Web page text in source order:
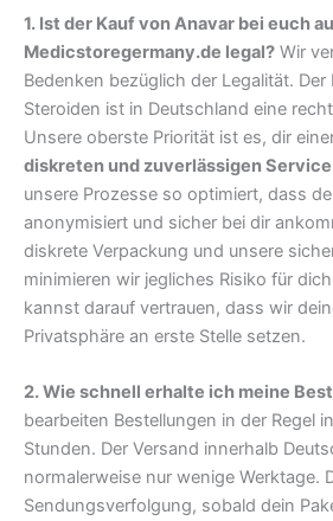
1. Ist der Kauf von Anavar bei euch
Medicstoregermany.de legal? Wir
Bedenken bezüglich der Legalität.
Steroiden ist in Deutschland eine
Unsere oberste Priorität ist es, dir
diskreten und zuverlässigen Service
unsere Prozesse so optimiert, dass
anonymisiert und sicher bei dir
diskrete Verpackung und unsere
minimieren wir jegliches Risiko für
kannst darauf vertrauen, dass wir
Privatsphäre an erste Stelle setzen.
2. Wie schnell erhalte ich meine
bearbeiten Bestellungen in der Regel
Stunden. Der Versand innerhalb
normalerweise nur wenige Werktage.
Sendungsverfolgung, sobald dein